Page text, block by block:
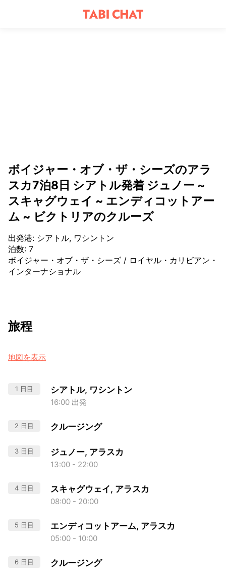
ボイジャー・オブ・ザ・シーズのアラ
スカ7泊8日 シアトル発着 ジュノー ~
スキャグウェイ ~ エンディコットアー
ム ~ ビクトリアのクルーズ
出発港: シアトル, ワシントン
泊数: 7
ボイジャー・オブ・ザ・シーズ / ロイヤル・カリビアン・
インターナショナル
旅程
地図を表示
1 日目 シアトル, ワシントン
16:00 出発
2 日目 クルージング
3 日目 ジュノー, アラスカ
13:00 - 22:00
4 日目 スキャグウェイ, アラスカ
08:00 - 20:00
5 日目 エンディコットアーム, アラスカ
05:00 - 10:00
6 日目 クルージング